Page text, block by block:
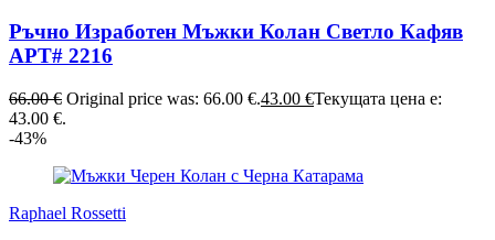
Ръчно Изработен Мъжки Колан Светло Кафяв
АРТ# 2216
66.00€ Original price was: 66.00 €.43.00 €Текущата цена е:
43.00 €.
-43%
Raphael Rossetti